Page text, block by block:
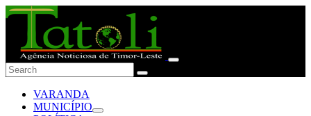
VARANDA
MUNICÍPIO